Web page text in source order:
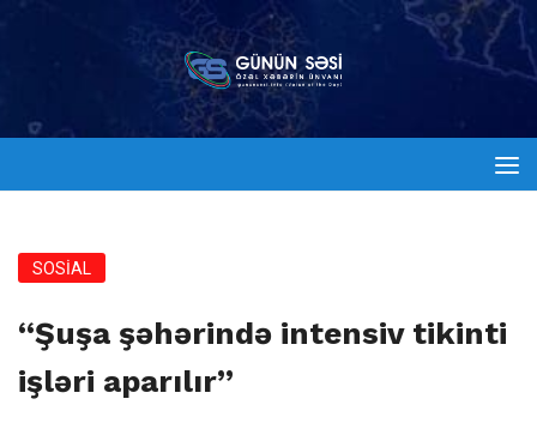
SOSİAL
“Şuşa şəhərində intensiv tikinti
işləri aparılır”